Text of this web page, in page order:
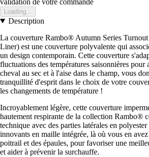
validation de votre commande
Loading...
Description
La couverture Rambo® Autumn Series
Liner) est une couverture polyvalente qui
un design contemporain. Cette couverture
fluctuations des températures saisonnières pour
cheval au sec et à l'aise dans le champ, vous
tranquillité d'esprit dans le choix de votre
les changements de température !
Incroyablement légère, cette couverture
hautement respirante de la collection Rambo®
technique avec des parties latérales en
innovants en maille intégrée, là où vous en
poitrail et des épaules, pour favoriser une
et aider à prévenir la surchauffe.